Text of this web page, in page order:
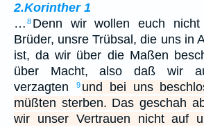
2.Korinther 1
… 8 Denn wir wollen euch nicht
Brüder, unsre Trübsal, die uns in
ist, da wir über die Maßen
über Macht, also daß wir
verzagten
9 und bei uns
müßten sterben. Das geschah
wir unser Vertrauen nicht auf